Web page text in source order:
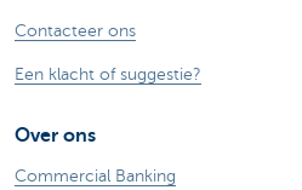
Contacteer ons
Een klacht of suggestie?
Over ons
Commercial Banking